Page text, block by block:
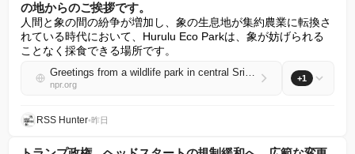
の地からのご挨拶です。
人間と象の間の紛争が増加し、象の生息地が集約農業に転換さ
れている時代において、Hurulu Eco Parkは、象が妨げられる
ことなく採食できる場所です。
Greetings from a wildlife park in central Sri Lanka that's a haven for elephants
npr.org
+1
RSS Hunter•昨日